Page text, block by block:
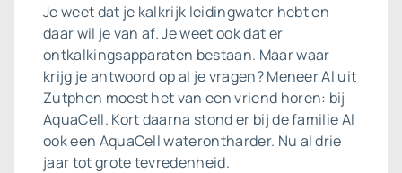
Je weet dat je kalkrijk leidingwater hebt en
daar wil je van af. Je weet ook dat er
ontkalkingsapparaten bestaan. Maar waar
krijg je antwoord op al je vragen? Meneer Al uit
Zutphen moest het van een vriend horen: bij
AquaCell. Kort daarna stond er bij de familie Al
ook een AquaCell waterontharder. Nu al drie
jaar tot grote tevredenheid.